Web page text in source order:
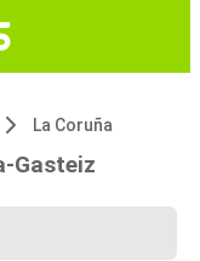
La Coruña
Gasteiz